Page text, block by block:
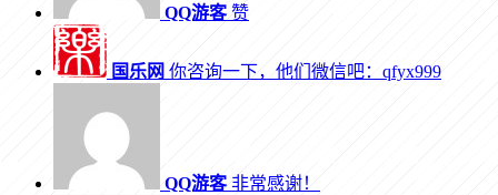
QQ游客赞
国乐网 你咨询一下，他们微信吧：qfyx999
QQ游客非常感谢！